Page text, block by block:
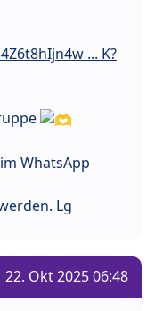
... K?
WhatsApp
Lg
22. Okt 2025 06:48